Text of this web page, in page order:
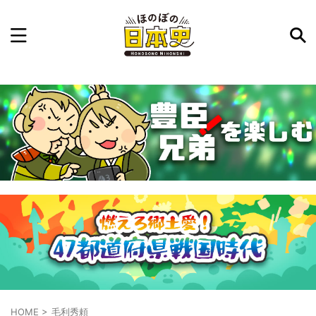
気になった日本史の事件や人物、時代などを入力して
ね。中の人が24時間手動で検索結果を提示するよ（嘘
です）
例：織田信長 長篠の戦い
HOME > 毛利秀頼